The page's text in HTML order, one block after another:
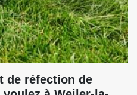
de réfection de